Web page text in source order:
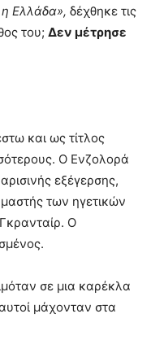
Ελλάδα», δέχθηκε τις
του; Δεν μέτρησε
και ως τίτλος
Ο Ενζολορά
εξέγερσης,
των ηγετικών
Ο
σε μια καρέκλα
μάχονταν στα